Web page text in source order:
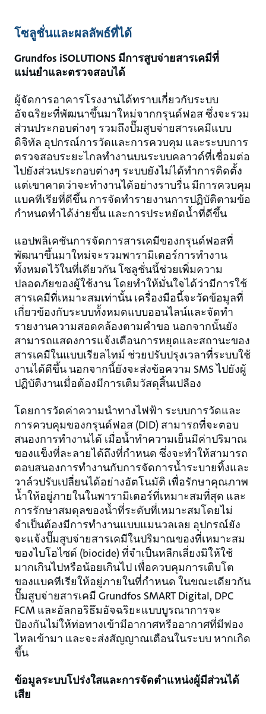
โซลูชั่นและผลลัพธ์ที่ได้
Grundfos iSOLUTIONS มีการสูบจ่ายสารเคมีที่
แม่นยำและตรวจสอบได้
ผู้จัดการอาคารโรงงานได้ทราบเกี่ยวกับระบบ
อัจฉริยะที่พัฒนาขึ้นมาใหม่จากกรุนด์ฟอส ซึ่งจะรวม
ส่วนประกอบต่างๆ รวมถึงปั๊มสูบจ่ายสารเคมีแบบ
ดิจิทัล อุปกรณ์การวัดและการควบคุม และระบบการ
ตรวจสอบระยะไกลทำงานบนระบบคลาวด์ที่เชื่อมต่อ
ไปยังส่วนประกอบต่างๆ ระบบยังไม่ได้ทำการติดตั้ง
แต่เขาคาดว่าจะทำงานได้อย่างราบรื่น มีการควบคุม
แบคทีเรียที่ดีขึ้น การจัดทำรายงานการปฏิบัติตามข้อ
กำหนดทำได้ง่ายขึ้น และการประหยัดน้ำที่ดีขึ้น
แอปพลิเคชันการจัดการสารเคมีของกรุนด์ฟอสที่
พัฒนาขึ้นมาใหม่จะรวมพารามิเตอร์การทำงาน
ทั้งหมดไว้ในที่เดียวกัน โซลูชั่นนี้ช่วยเพิ่มความ
ปลอดภัยของผู้ใช้งาน โดยทำให้มั่นใจได้ว่ามีการใช้
สารเคมีที่เหมาะสมเท่านั้น เครื่องมือนี้จะวัดข้อมูลที่
เกี่ยวข้องกับระบบทั้งหมดแบบออนไลน์และจัดทำ
รายงานความสอดคล้องตามคำขอ นอกจากนั้นยัง
สามารถแสดงการแจ้งเตือนการหยุดและสถานะของ
สารเคมีในแบบเรียลไทม์ ช่วยปรับปรุงเวลาที่ระบบใช้
งานได้ดีขึ้น นอกจากนี้ยังจะส่งข้อความ SMS ไปยังผู้
ปฏิบัติงานเมื่อต้องมีการเติมวัสดุสิ้นเปลือง
โดยการวัดค่าความนำทางไฟฟ้า ระบบการวัดและ
การควบคุมของกรุนด์ฟอส (DID) สามารถที่จะตอบ
สนองการทำงานได้ เมื่อน้ำทำความเย็นมีค่าปริมาณ
ของแข็งที่ละลายได้ถึงที่กำหนด ซึ่งจะทำให้สามารถ
ตอบสนองการทำงานกับการจัดการน้ำระบายทิ้งและ
วาล์วปรับเปลี่ยนได้อย่างอัตโนมัติ เพื่อรักษาคุณภาพ
น้ำให้อยู่ภายในในพารามิเตอร์ที่เหมาะสมที่สุด และ
การรักษาสมดุลของน้ำที่ระดับที่เหมาะสมโดยไม่
จำเป็นต้องมีการทำงานแบบแมนวลเลย อุปกรณ์ยัง
จะแจ้งปั๊มสูบจ่ายสารเคมีในปริมาณของที่เหมาะสม
ของไบโอไซด์ (biocide) ที่จำเป็นหลีกเลี่ยงมิให้ใช้
มากเกินไปหรือน้อยเกินไป เพื่อควบคุมการเติบโต
ของแบคทีเรียให้อยู่ภายในที่กำหนด ในขณะเดียวกัน
ปั๊มสูบจ่ายสารเคมี Grundfos SMART Digital, DPC
FCM และอัลกอริธึมอัจฉริยะแบบบูรณาการจะ
ป้องกันไม่ให้ท่อทางเข้ามีอากาศหรืออากาศที่มีฟอง
ไหลเข้ามา และจะส่งสัญญาณเตือนในระบบ หากเกิด
ขึ้น
ข้อมูลระบบโปร่งใสและการจัดตำแหน่งผู้มีส่วนได้
เสีย